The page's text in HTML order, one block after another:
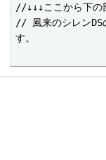
//↓↓↓ここから下の
// 風来のシレンDS